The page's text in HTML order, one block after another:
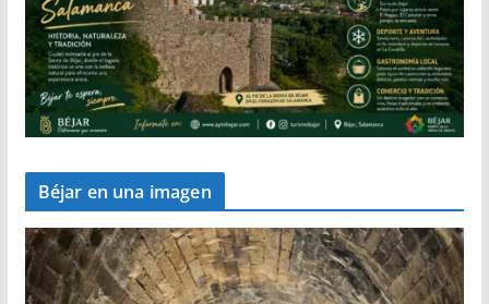
Béjar en una imagen